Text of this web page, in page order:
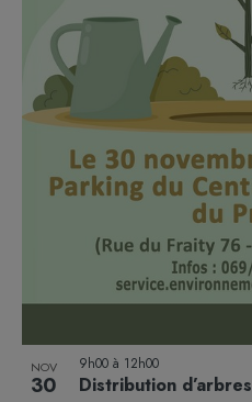
NOV
30 Distribution d’arbres
9h00 à 12h00